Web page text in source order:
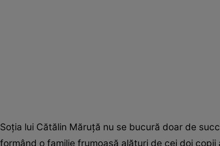
Soția lui Cătălin Măruță nu se bucură doar de
formând o familie frumoasă alături de cei doi